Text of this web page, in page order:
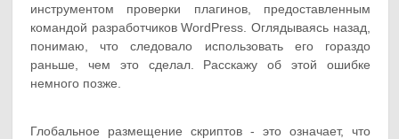
инструментом проверки плагинов, предоставленным
командой разработчиков WordPress. Оглядываясь назад,
понимаю, что следовало использовать его гораздо
раньше, чем это сделал. Расскажу об этой ошибке
немного позже.
Глобальное размещение скриптов - это означает, что